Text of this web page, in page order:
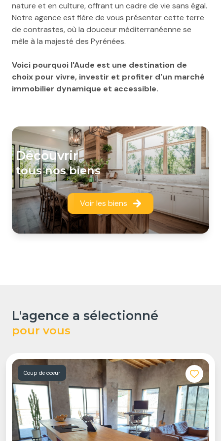
découvrir
tous nos biens
Voir les biens
nature et en culture, offrant un cadre de vie sans égal.
Notre agence est fière de vous présenter cette terre
de contrastes, où la douceur méditerranéenne se
mêle à la majesté des Pyrénées.
Voici pourquoi l'Aude est une destination de
choix pour vivre, investir et profiter d'un marché
immobilier dynamique et accessible.
l'agence a sélectionné
pour vous
Coup de coeur